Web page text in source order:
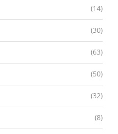
(14)
(30)
(63)
(50)
(32)
(8)